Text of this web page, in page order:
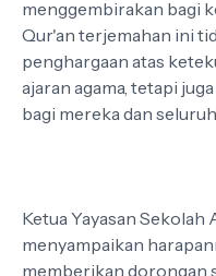
menggembirakan bagi
Qur'an terjemahan ini
penghargaan atas
ajaran agama, tetapi
bagi mereka dan
Ketua Yayasan
menyampaikan
memberikan dorongan